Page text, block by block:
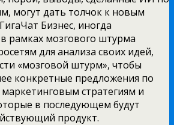
могут дать толчок к новым
Бизнес, иногда
рамках мозгового штурма
для анализа своих идей,
«мозговой штурм», чтобы
конкретные предложения по
стратегиям и
в последующем будут
продукт.